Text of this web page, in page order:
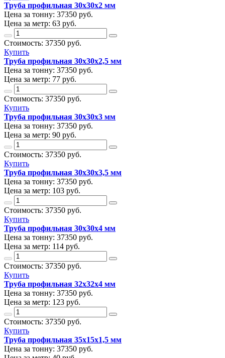
Труба профильная 30х30х2 мм
Цена за тонну: 37350 руб.
Цена за метр: 63 руб.
Стоимость: 37350 руб.
Купить
Труба профильная 30х30х2,5 мм
Цена за тонну: 37350 руб.
Цена за метр: 77 руб.
Стоимость: 37350 руб.
Купить
Труба профильная 30х30х3 мм
Цена за тонну: 37350 руб.
Цена за метр: 90 руб.
Стоимость: 37350 руб.
Купить
Труба профильная 30х30х3,5 мм
Цена за тонну: 37350 руб.
Цена за метр: 103 руб.
Стоимость: 37350 руб.
Купить
Труба профильная 30х30х4 мм
Цена за тонну: 37350 руб.
Цена за метр: 114 руб.
Стоимость: 37350 руб.
Купить
Труба профильная 32х32х4 мм
Цена за тонну: 37350 руб.
Цена за метр: 123 руб.
Стоимость: 37350 руб.
Купить
Труба профильная 35х15х1,5 мм
Цена за тонну: 37350 руб.